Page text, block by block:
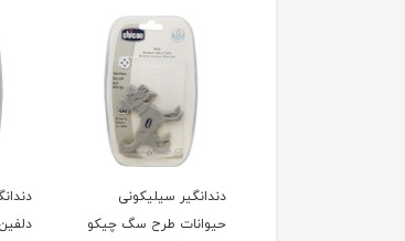
دندانگیر سیلیکونی
حیوانات طرح سگ چیکو